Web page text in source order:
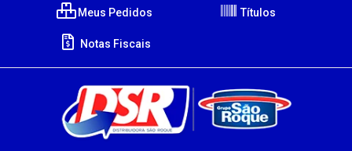
Meus Pedidos Títulos
Notas Fiscais